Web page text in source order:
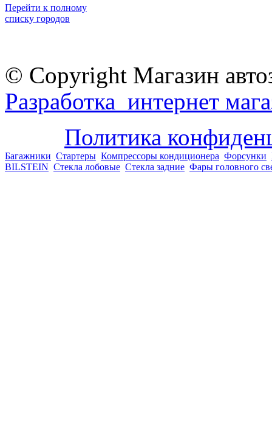
Перейти к полному
списку городов
© Copyright Магазин
Разработка интернет
Политика
Багажники Стартеры Компрессоры кондиционера Форсунки
BILSTEIN Стекла лобовые Стекла задние Фары головного